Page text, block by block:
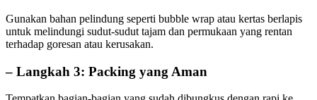
Gunakan bahan pelindung seperti bubble wrap atau kertas berlapis
untuk melindungi sudut-sudut tajam dan permukaan yang rentan
terhadap goresan atau kerusakan.
– Langkah 3: Packing yang Aman